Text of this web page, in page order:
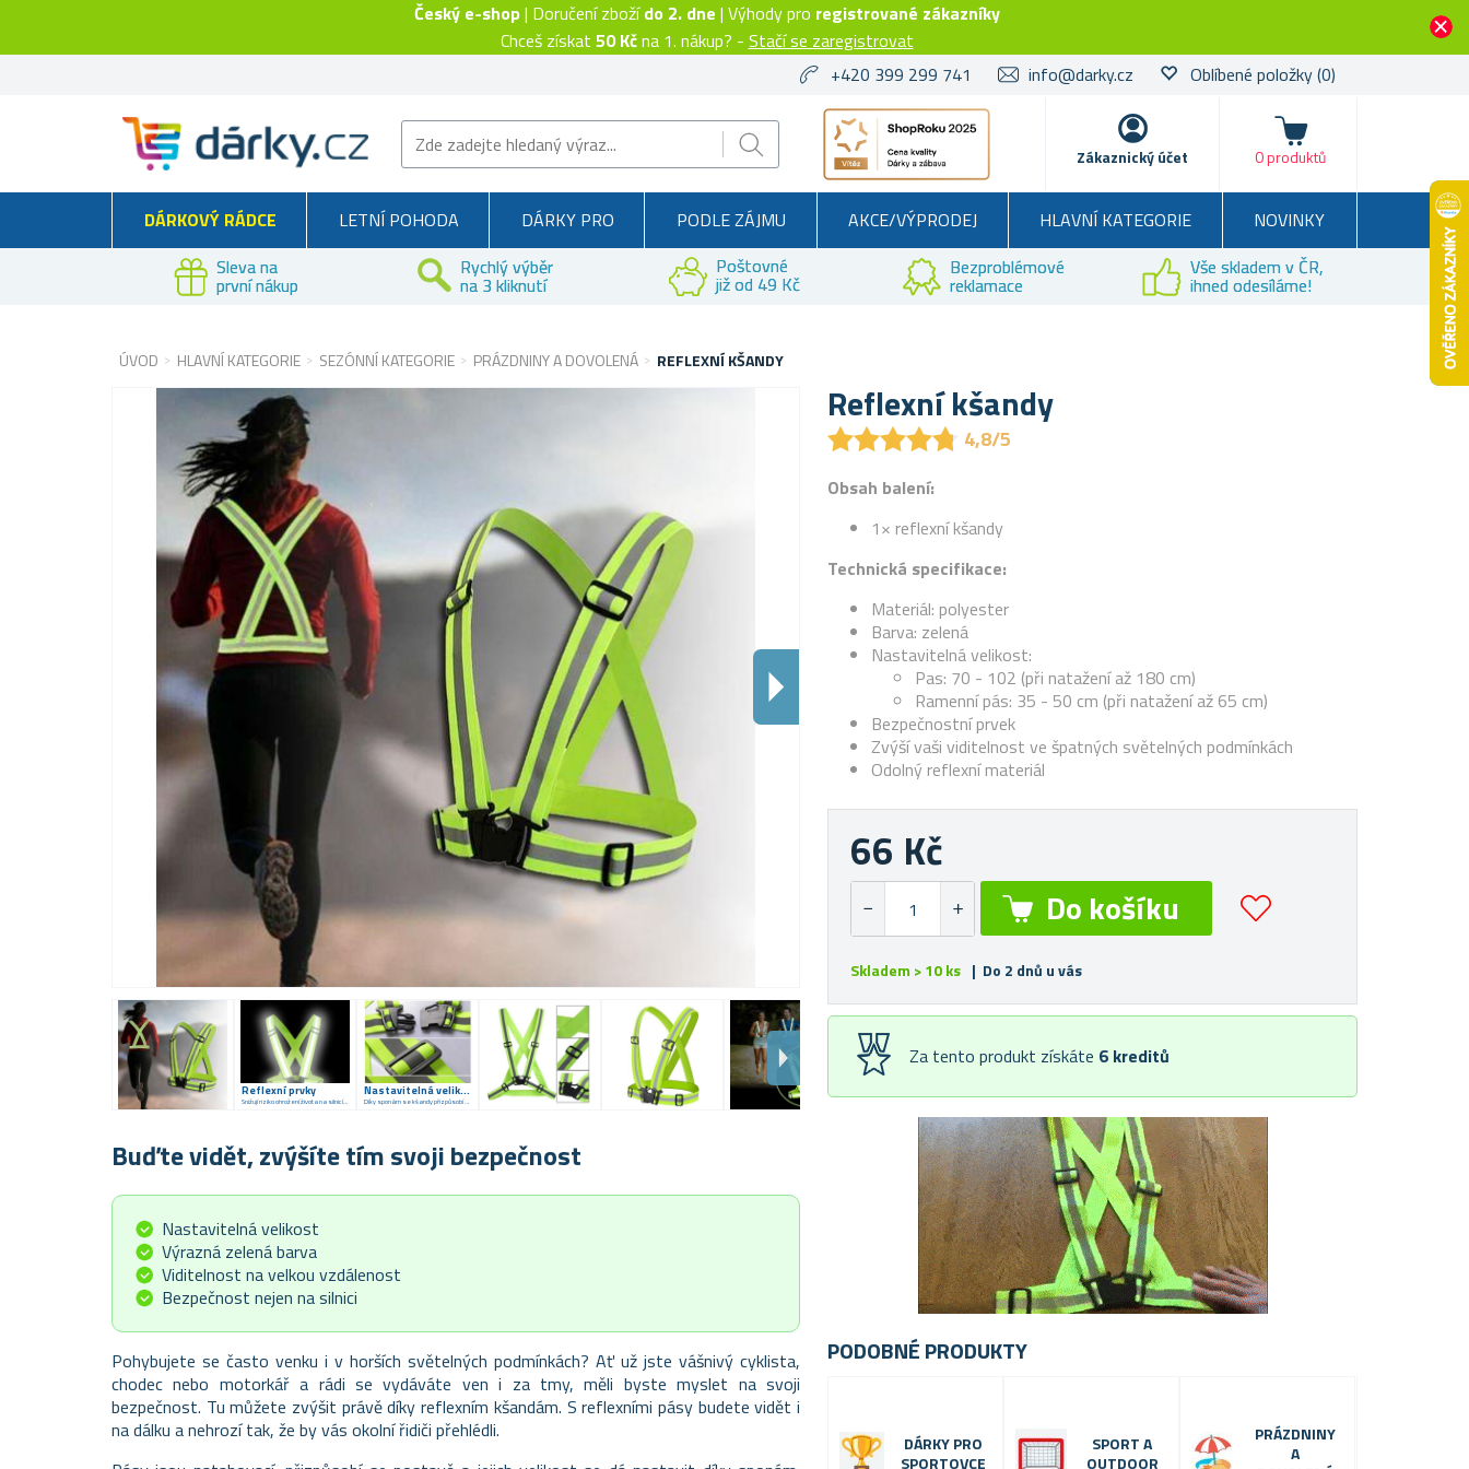
Český e-shop| Doručení zbožído 2. dne | Výhody pro registrované zákazníky
Chceš získat 50 Kčna 1. nákup? - Stačí se zaregistrovat
+420 399 299 741
info@darky.cz Oblíbené položky(0)
Zákaznický účet
Košík
0 produktů
DÁRKOVÝ RÁDCE LETNÍ POHODA DÁRKY PRO PODLE ZÁJMU AKCE/VÝPRODEJ HLAVNÍ KATEGORIE
NOVINKY
Sleva na
první nákup
Rychlý výběr
na 3 kliknutí
Poštovné
již od 49 Kč
Bezproblémové
reklamace
Vše skladem v ČR,
ihned odesíláme!
ÚVOD HLAVNÍ KATEGORIE SEZÓNNÍ KATEGORIE PRÁZDNINY A DOVOLENÁ REFLEXNÍ KŠANDY
Reflexní kšandy
★★★★★
★★★★★ 4,8/5
Reflexní prvky
Snižují riziko ohrožení života na silnicích
Nastavitelná velikost
Díky sponám se kšandy přizpůsobí postavě
Obsah balení:
1× reflexní kšandy
Technická specifikace:
Materiál: polyester
Barva: zelená
Nastavitelná velikost:
Pas: 70 - 102 (při natažení až 180 cm)
Ramenní pás: 35 - 50 cm (při natažení až 65 cm)
Bezpečnostní prvek
Zvýší vaši viditelnost ve špatných světelných podmínkách
Odolný reflexní materiál
66 Kč
Skladem > 10 ks | Do 2 dnů u vás
Za tento produkt získáte 6 kreditů
Buďte vidět, zvýšíte tím svoji bezpečnost
Nastavitelná velikost
Výrazná zelená barva
Viditelnost na velkou vzdálenost
Bezpečnost nejen na silnici
Pohybujete se často venku i v horších světelných podmínkách? Ať už jste vášnivý cyklista,
chodec nebo motorkář a rádi se vydáváte ven i za tmy, měli byste myslet na svoji
bezpečnost. Tu můžete zvýšit právě díky reflexním kšandám. S reflexními pásy budete vidět i
na dálku a nehrozí tak, že by vás okolní řidiči přehlédli.
PODOBNÉ PRODUKTY
DÁRKY PRO
SPORTOVCE
SPORT A
OUTDOOR
PRÁZDNINY
A